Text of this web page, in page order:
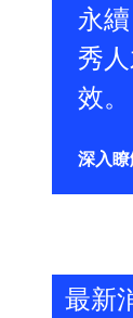
永
秀
效。
深入
最新